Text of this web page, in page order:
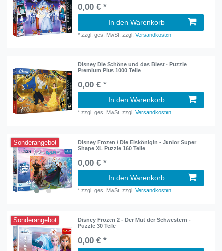
0,00 € *
In den Warenkorb
*zzgl. ges. MwSt. zzgl.Versandkosten
Disney Die Schöne und das Biest - Puzzle
Premium Plus 1000 Teile
0,00 € *
In den Warenkorb
*zzgl. ges. MwSt. zzgl.Versandkosten
Sonderangebot
Disney Frozen / Die Eiskönigin - Junior Super
Shape XL Puzzle 160 Teile
0,00 € *
In den Warenkorb
*zzgl. ges. MwSt. zzgl.Versandkosten
Sonderangebot
Disney Frozen 2 - Der Mut der Schwestern -
Puzzle 30 Teile
0,00 € *